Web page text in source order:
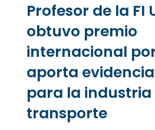
Profesor de la FI
obtuvo premio
internacional
aporta
para la industria
transporte